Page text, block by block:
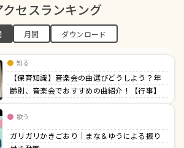
クセスランキング
月間 ダウンロード
知る
【保育知識】音楽会の曲選びどうしよう？年
齢別、音楽会でおすすめの曲紹介！【行事】
歌う
ガリガリかきごおり｜まな＆ゆうによる振り